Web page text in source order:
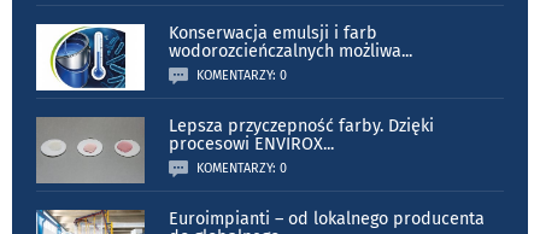
Konserwacja emulsji i farb
wodorozcieńczalnych możliwa...
KOMENTARZY: 0
Lepsza przyczepność farby. Dzięki
procesowi ENVIROX...
KOMENTARZY: 0
Euroimpianti – od lokalnego producenta